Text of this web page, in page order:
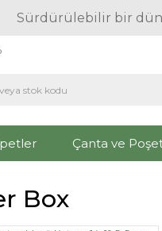
Sürdürülebilir bir
Çanta ve
Box